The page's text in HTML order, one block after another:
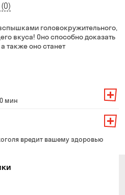
головокружительного,
вкуса! Оно способно доказать
также оно станет
мин
заказа — 200 грн
от суммы всего заказа:
139 грн
заказа — 250 грн
из магазина в удобное
вредит вашему здоровью